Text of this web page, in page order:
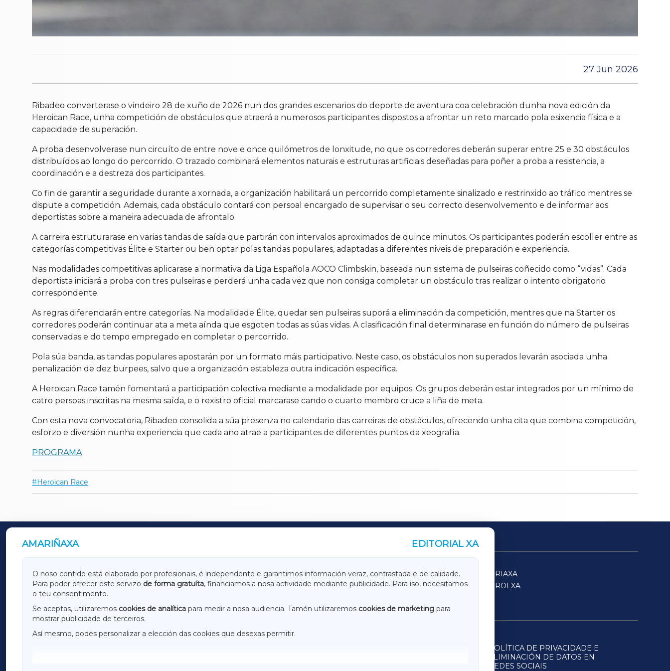
27 Jun 2026
Ribadeo converterase o vindeiro 28 de xuño de 2026 nun dos grandes escenarios do deporte de aventura coa celebración dunha nova edición da
Heroican Race, unha competición de obstáculos que atraerá a numerosos participantes dispostos a afrontar un reto marcado pola esixencia física e a
capacidade de superación.
A proba desenvolverase nun circuíto de entre nove e once quilómetros de lonxitude, no que os corredores deberán superar entre 25 e 30 obstáculos
distribuídos ao longo do percorrido. O trazado combinará elementos naturais e estruturas artificiais deseñadas para poñer a proba a resistencia, a
coordinación e a destreza dos participantes.
Co fin de garantir a seguridade durante a xornada, a organización habilitará un percorrido completamente sinalizado e restrinxido ao tráfico mentres se
dispute a competición. Ademais, cada obstáculo contará con persoal encargado de supervisar o seu correcto desenvolvemento e de informar aos
deportistas sobre a maneira adecuada de afrontalo.
A carreira estruturarase en varias tandas de saída que partirán con intervalos aproximados de quince minutos. Os participantes poderán escoller entre as
categorías competitivas Élite e Starter ou ben optar polas tandas populares, adaptadas a diferentes niveis de preparación e experiencia.
Nas modalidades competitivas aplicarase a normativa da Liga Española AOCO Climbskin, baseada nun sistema de pulseiras coñecido como “vidas”. Cada
deportista iniciará a proba con tres pulseiras e perderá unha cada vez que non consiga completar un obstáculo tras realizar o intento obrigatorio
correspondente.
As regras diferenciarán entre categorías. Na modalidade Élite, quedar sen pulseiras suporá a eliminación da competición, mentres que na Starter os
corredores poderán continuar ata a meta aínda que esgoten todas as súas vidas. A clasificación final determinarase en función do número de pulseiras
conservadas e do tempo empregado en completar o percorrido.
Pola súa banda, as tandas populares apostarán por un formato máis participativo. Neste caso, os obstáculos non superados levarán asociada unha
penalización de dez burpees, salvo que a organización estableza outra indicación específica.
A Heroican Race tamén fomentará a participación colectiva mediante a modalidade por equipos. Os grupos deberán estar integrados por un mínimo de
catro persoas inscritas na mesma saída, e o rexistro oficial marcarase cando o cuarto membro cruce a liña de meta.
Con esta nova convocatoria, Ribadeo consolida a súa presenza no calendario das carreiras de obstáculos, ofrecendo unha cita que combina competición,
esforzo e diversión nunha experiencia que cada ano atrae a participantes de diferentes puntos da xeografía.
PROGRAMA
Heroican Race
AMARIÑAXA EDITORIAL XA
O noso contido está elaborado por profesionais, é independente e garantimos información veraz, contrastada e de calidade.
Para poder ofrecer este servizo de forma gratuíta, financiamos a nosa actividade mediante publicidade. Para iso, necesitamos
o teu consentimento.
Se aceptas, utilizaremos cookies de analítica para medir a nosa audiencia. Tamén utilizaremos cookies de marketing para
mostrar publicidade de terceiros.
Así mesmo, podes personalizar a elección das cookies que desexas permitir.
OUTROS PERIÓDICOS
GALICIAXA LUGOXA TERRACHAXA
SARRIAXA
AMARIÑAXA
RIBEIRASACRAXA ACORUÑAXA
FERROLXA
OURENSEXA
POLÍTICA DE PRIVACIDADE E
ELIMINACIÓN DE DATOS EN
REDES SOCIAIS